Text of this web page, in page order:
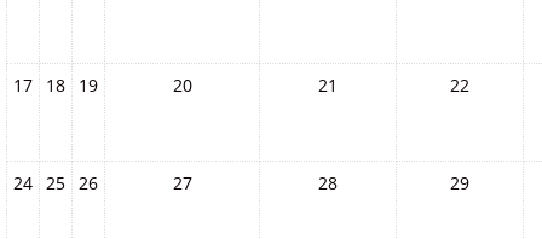
17 18 19 20 21 22
24 25 26 27 28 29